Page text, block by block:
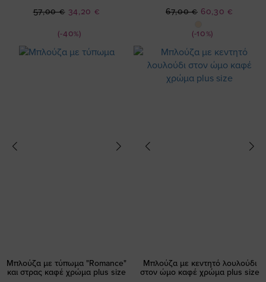
(-40%)
Ειδική
34,20 €
57,00 €
(-10%)
Ειδική
60,30 €
67,00 €
Μπλούζα με τύπωμα "Romance"
και στρας καφέ χρώμα plus size
Μπλούζα με κεντητό λουλούδι
στον ώμο καφέ χρώμα plus size